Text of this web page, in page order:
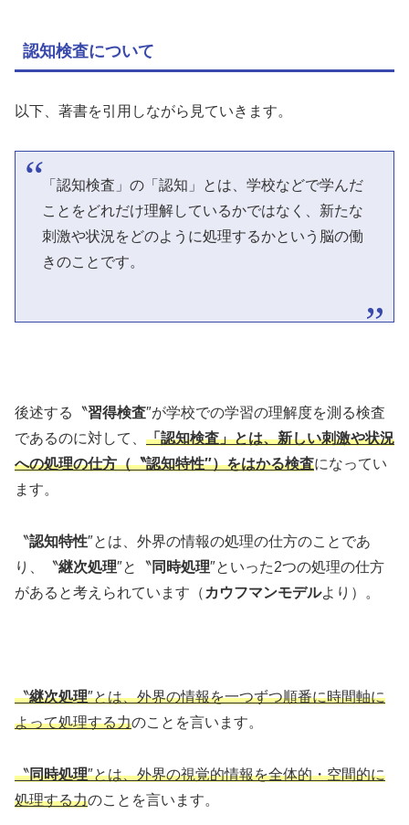
認知検査について
以下、著書を引用しながら見ていきます。
「認知検査」の「認知」とは、学校などで学んだ
ことをどれだけ理解しているかではなく、新たな
刺激や状況をどのように処理するかという脳の働
きのことです。
後述する〝習得検査″が学校での学習の理解度を測る検査
であるのに対して、 「認知検査」とは、新しい刺激や状況
への処理の仕方（〝認知特性″）をはかる検査になってい
ます。
〝認知特性″とは、外界の情報の処理の仕方のことであ
り、〝継次処理″と〝同時処理″といった2つの処理の仕方
があると考えられています（ カウフマンモデルより）。
〝継次処理″とは、外界の情報を一つずつ順番に時間軸に
よって処理する力のことを言います。
〝同時処理″とは、外界の視覚的情報を全体的・空間的に
処理する力のことを言います。